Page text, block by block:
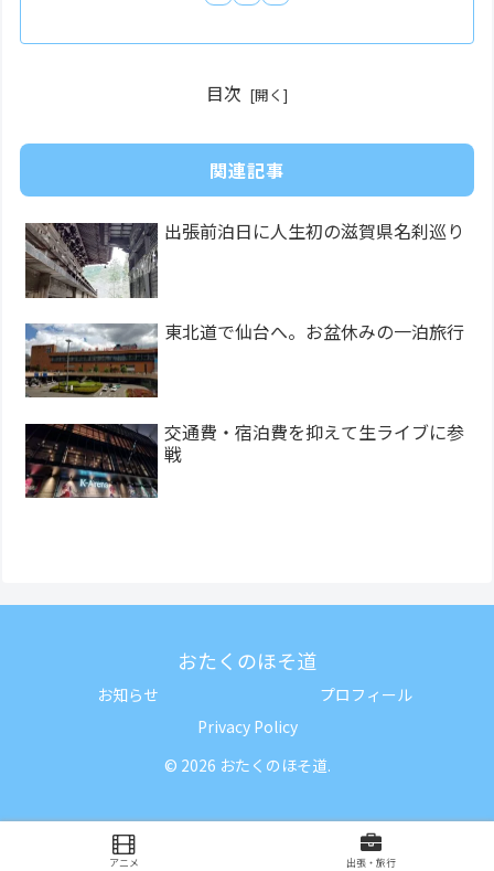
目次
関連記事
出張前泊日に人生初の滋賀県名刹巡り
東北道で仙台へ。お盆休みの一泊旅行
交通費・宿泊費を抑えて生ライブに参
戦
おたくのほそ道
お知らせ
プロフィール
Privacy Policy
© 2026 おたくのほそ道.
アニメ 出張・旅行